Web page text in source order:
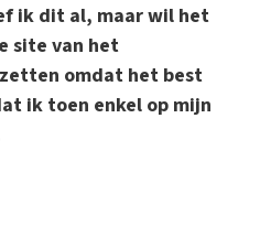
ik dit al, maar wil het
site van het
omdat het best
ik toen enkel op mijn